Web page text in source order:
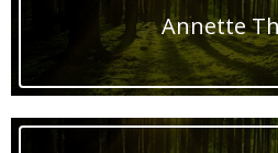
Annette